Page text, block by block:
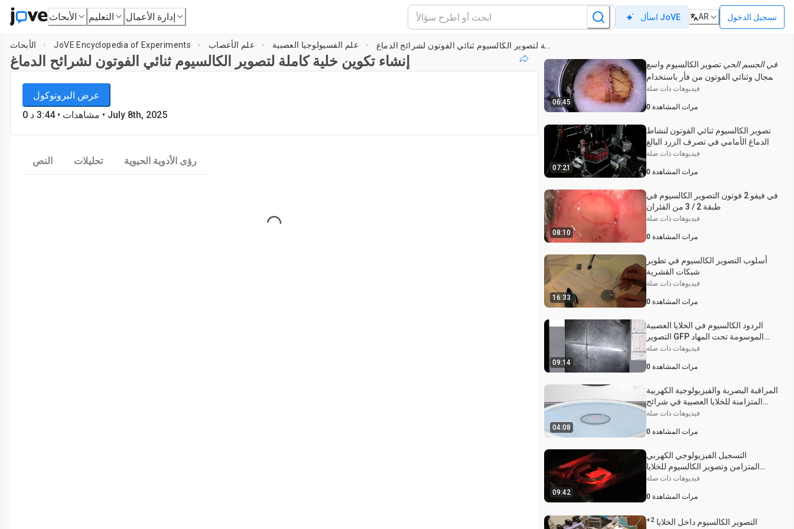
الأبحاث التعليم إدارة الأعمال اسأل JoVE AR تسجيل الدخول
الأبحاث JoVE Encyclopedia of Experiments علم الأعصاب علم الفسيولوجيا العصبية
إنشاء تكوين خلية كاملة لتصوير الكالسيوم ثنائي الفوتون لشرائح الدماغ
JoVE Encyclopedia of Experiments
علم الأعصاب
عرض البروتوكول
0
مشاهدات •
3:44 د • July 8th, 2025
النص تحليلات رؤى الأدوية الحيوية
Loading...
06:45
في الجسم الحي تصوير الكالسيوم واسع
المجال وثنائي الفوتون من فأر باستخدام
نافذة جمجمة كبيرة
فيديوهات ذات صلة
0 مرات المشاهدة
07:21
تصوير الكالسيوم ثنائي الفوتون لنشاط
الدماغ الأمامي في تصرف الزرد البالغ
فيديوهات ذات صلة
0 مرات المشاهدة
08:10
في فيفو 2 فوتون التصوير الكالسيوم في
طبقة 2 / 3 من الفئران
فيديوهات ذات صلة
0 مرات المشاهدة
16:33
أسلوب التصوير الكالسيوم في تطوير
شبكات القشرية
فيديوهات ذات صلة
0 مرات المشاهدة
09:14
الردود الكالسيوم في الخلايا العصبية
التصوير GFP الموسومة تحت المهاد
البصري من شرائح مخ الفأر
فيديوهات ذات صلة
0 مرات المشاهدة
04:08
المراقبة البصرية والفيزيولوجية الكهربية
المتزامنة للخلايا العصبية في شرائح
الدماغ
فيديوهات ذات صلة
0 مرات المشاهدة
09:42
التسجيل الفيزيولوجي الكهربي
المتزامن وتصوير الكالسيوم للخلايا
العصبية للنواة فوق الوظيفية
فيديوهات ذات صلة
0 مرات المشاهدة
التصوير الكالسيوم داخل الخلايا